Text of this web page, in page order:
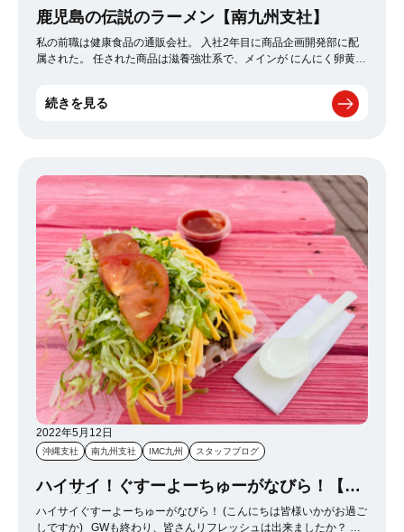
鹿児島の伝説のラーメン【南九州支社】
私の前職は健康食品の通販会社。 入社2年目に商品企画開発部に配
属された。 任された商品は滋養強壮系で、メインが にんにく卵黄油
にもにんにくの有用成分であるGSAC（ジーサック）には血圧を低
減する効果も確認されている。 ※それを売りに機能性表示食品とし
るか？あのにんにくたっぷりのラーメンを食べると、他のラーメン
はろくなもんじゃねぇ」 いかつめサングラスをかけたI氏が続けて言
う。 「俺はあのラーメンが好きです好きです心からぁ ッぉウ」 も
う2人は長渕になっていた。 普段と雰囲気の違う2人の表情から、 と
んでもないラーメン屋にこれから行こうとしてるのだと感じた。 長
渕とは関係ないラーメン屋だが、もはや関係ない。ラーメン屋に到
着するまでは重い沈黙が続いた。 お店に到着するとそこは、 にんに
く独特のあの香りと、 香味油の食欲をそそる匂いが充満していた。
2人の長渕が勧めるあか丸（にんにく&ネギたっぷり）を注文した。
待ってる間も店内の匂いだけで喉が渇く。注がれた水を一気に飲み
干しその時を待つ。 さぁ ご対面だ 麺もスープも見えない。見える
のは大量のネギとその上の【NINNIKU】だけだ。 箸を入れると奥か
ら苦しそうに麺が顔をだした。 その瞬間、私は一気に麺をすすり、
れんげで掬ったスープを口の中に流し込んだ。 ガツンとくるにんに
く、奥の歯で感じるネギのシャキシャキ感、香味油の風味。 究極の
三位一体だった。 Perfume、THE ALFEE、パンサー どれも敵わな
い。パンサーに関してはよくわからない。 大満足をさせてくれた2
人の長渕に、 感謝と敬意を表して私は言った。 「GSAC（ジーサッ
心も満たされた私たちは車に乗り込み、 次の目的地を目指す。 会話
を繰り広げるたび、車内はなんとも言えない匂いになる。 バックミ
ラーを見ると、サングラスをかけたI氏が舌を出して笑っていた。
続きを見る
2022年5月12日
沖縄支社 南九州支社 IMC九州 スタッフブログ
ハイサイ！ぐすーよーちゅーがなびら！【沖
縄支社】
ハイサイぐすーよーちゅーがなびら！ (こんにちは皆様いかがお過ご
しですか) GWも終わり、皆さんリフレッシュは出来ましたか？ 今